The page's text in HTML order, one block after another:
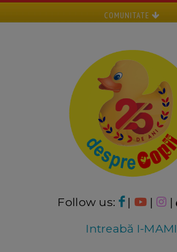
COMUNITATE
Follow us: | | |
Intreabă I-MAMI